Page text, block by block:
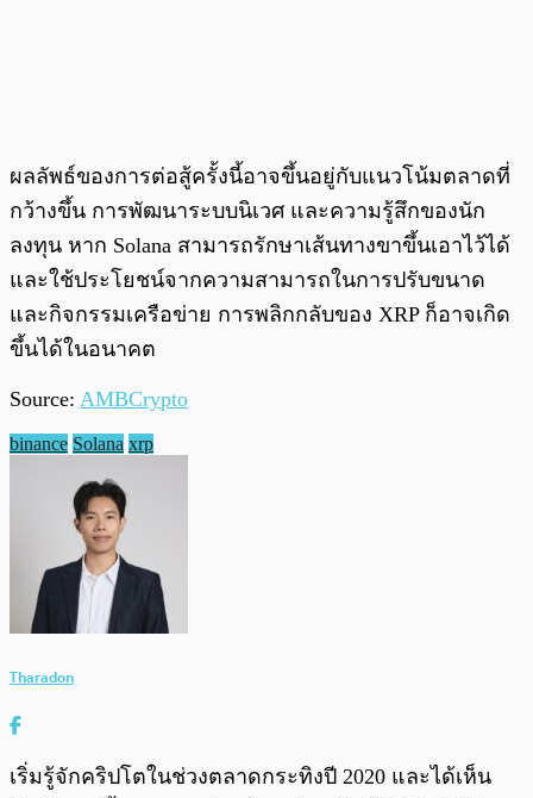
ผลลัพธ์ของการต่อสู้ครั้งนี้อาจขึ้นอยู่กับแนวโน้มตลาดที่
กว้างขึ้น การพัฒนาระบบนิเวศ และความรู้สึกของนัก
ลงทุน หาก Solana สามารถรักษาเส้นทางขาขึ้นเอาไว้ได้
และใช้ประโยชน์จากความสามารถในการปรับขนาด
และกิจกรรมเครือข่าย การพลิกกลับของ XRP ก็อาจเกิด
ขึ้นได้ในอนาคต
Source: AMBCrypto
binance Solana xrp
Tharadon
เริ่มรู้จักคริปโตในช่วงตลาดกระทิงปี 2020 และได้เห็น